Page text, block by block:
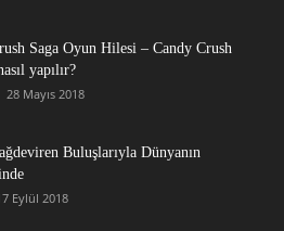
Saga Oyun Hilesi – Candy Crush
yapılır?
28 Mayıs 2018
Buluşlarıyla Dünyanın
Eylül 2018